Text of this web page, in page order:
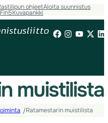
ohjeetAloita suunnistus
Fin5Kuvapankki
muistilista
/Ratamestarin muistilista